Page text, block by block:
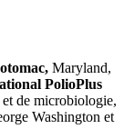
Maryland,
PolioPlus
de microbiologie,
Washington et